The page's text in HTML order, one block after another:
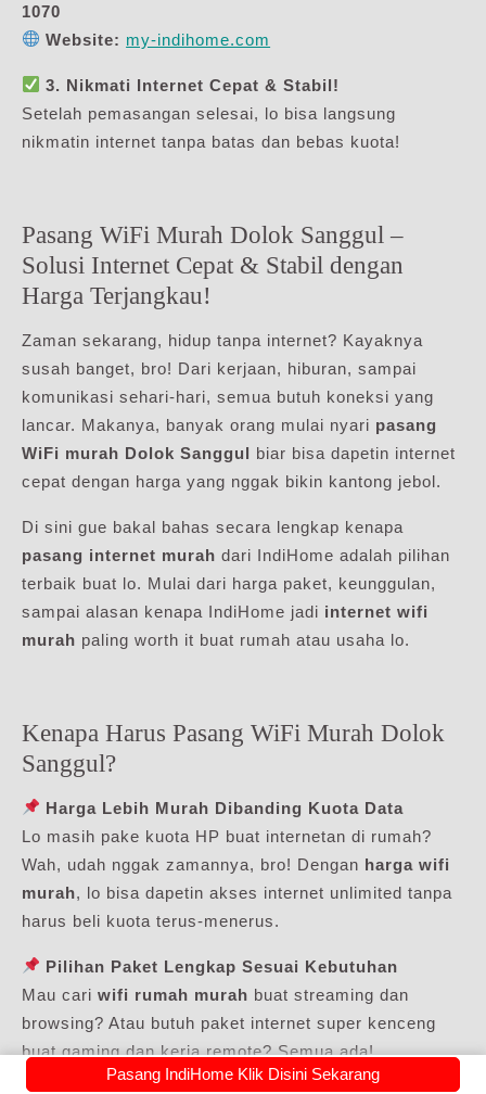
1070
Website: my-indihome.com
3. Nikmati Internet Cepat & Stabil!
Setelah pemasangan selesai, lo bisa langsung
nikmatin internet tanpa batas dan bebas kuota!
Pasang WiFi Murah Dolok Sanggul –
Solusi Internet Cepat & Stabil dengan
Harga Terjangkau!
Zaman sekarang, hidup tanpa internet? Kayaknya
susah banget, bro! Dari kerjaan, hiburan, sampai
komunikasi sehari-hari, semua butuh koneksi yang
lancar. Makanya, banyak orang mulai nyari pasang
WiFi murah Dolok Sanggul biar bisa dapetin internet
cepat dengan harga yang nggak bikin kantong jebol.
Di sini gue bakal bahas secara lengkap kenapa
pasang internet murah dari IndiHome adalah pilihan
terbaik buat lo. Mulai dari harga paket, keunggulan,
sampai alasan kenapa IndiHome jadi internet wifi
murah paling worth it buat rumah atau usaha lo.
Kenapa Harus Pasang WiFi Murah Dolok
Sanggul?
Harga Lebih Murah Dibanding Kuota Data
Lo masih pake kuota HP buat internetan di rumah?
Wah, udah nggak zamannya, bro! Dengan harga wifi
murah, lo bisa dapetin akses internet unlimited tanpa
harus beli kuota terus-menerus.
Pilihan Paket Lengkap Sesuai Kebutuhan
Mau cari wifi rumah murah buat streaming dan
browsing? Atau butuh paket internet super kenceng
buat gaming dan kerja remote? Semua ada!
Pasang IndiHome Klik Disini Sekarang